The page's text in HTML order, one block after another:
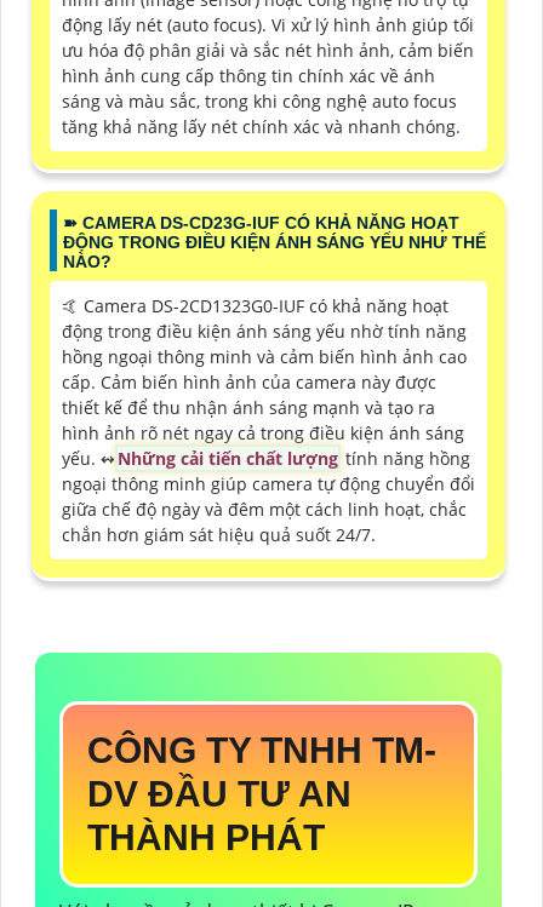
động lấy nét (auto focus). Vi xử lý hình ảnh giúp tối
ưu hóa độ phân giải và sắc nét hình ảnh, cảm biến
hình ảnh cung cấp thông tin chính xác về ánh
sáng và màu sắc, trong khi công nghệ auto focus
tăng khả năng lấy nét chính xác và nhanh chóng.
➽ CAMERA DS-CD23G-IUF CÓ KHẢ NĂNG HOẠT
ĐỘNG TRONG ĐIỀU KIỆN ÁNH SÁNG YẾU NHƯ THẾ
NÀO?
🤙 Camera DS-2CD1323G0-IUF có khả năng hoạt
động trong điều kiện ánh sáng yếu nhờ tính năng
hồng ngoại thông minh và cảm biến hình ảnh cao
cấp. Cảm biến hình ảnh của camera này được
thiết kế để thu nhận ánh sáng mạnh và tạo ra
hình ảnh rõ nét ngay cả trong điều kiện ánh sáng
yếu. ↭ Những cải tiến chất lượng tính năng hồng
ngoại thông minh giúp camera tự động chuyển đổi
giữa chế độ ngày và đêm một cách linh hoạt, chắc
chắn hơn giám sát hiệu quả suốt 24/7.
CÔNG TY TNHH TM-
DV ĐẦU TƯ AN
THÀNH PHÁT